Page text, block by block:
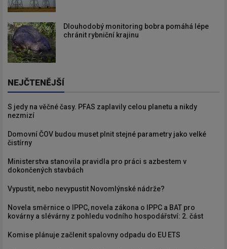
Dlouhodobý monitoring bobra pomáhá lépe
chránit rybniční krajinu
NEJČTENĚJŠÍ
S jedy na věčné časy. PFAS zaplavily celou planetu a nikdy
nezmizí
Domovní ČOV budou muset plnit stejné parametry jako velké
čistírny
Ministerstva stanovila pravidla pro práci s azbestem v
dokončených stavbách
Vypustit, nebo nevypustit Novomlýnské nádrže?
Novela směrnice o IPPC, novela zákona o IPPC a BAT pro
kovárny a slévárny z pohledu vodního hospodářství: 2. část
Komise plánuje začlenit spalovny odpadu do EU ETS